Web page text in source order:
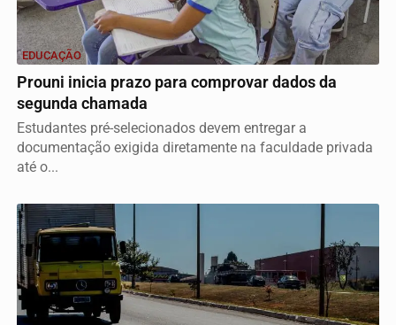
EDUCAÇÃO
Prouni inicia prazo para comprovar dados da
segunda chamada
Estudantes pré-selecionados devem entregar a
documentação exigida diretamente na faculdade privada
até o...